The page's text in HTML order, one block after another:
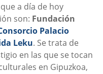
a día de hoy
son: Fundación
Palacio
Leku. Se trata de
en las que se tocan
en Gipuzkoa,